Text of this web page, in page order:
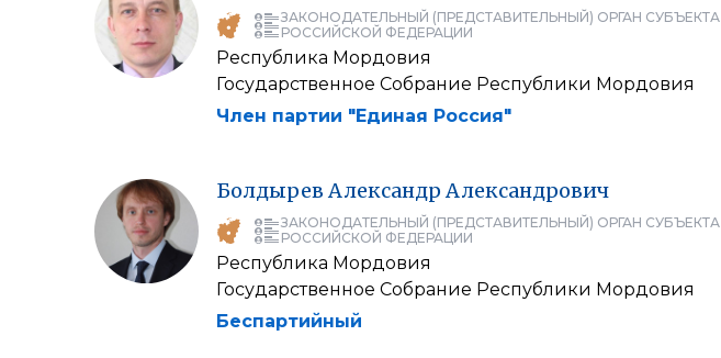
ЗАКОНОДАТЕЛЬНЫЙ (ПРЕДСТАВИТЕЛЬНЫЙ) ОРГАН СУБЪЕКТА
РОССИЙСКОЙ ФЕДЕРАЦИИ
Республика Мордовия
Государственное Собрание Республики Мордовия
Член партии "Единая Россия"
Болдырев Александр Александрович
ЗАКОНОДАТЕЛЬНЫЙ (ПРЕДСТАВИТЕЛЬНЫЙ) ОРГАН СУБЪЕКТА
РОССИЙСКОЙ ФЕДЕРАЦИИ
Республика Мордовия
Государственное Собрание Республики Мордовия
Беспартийный